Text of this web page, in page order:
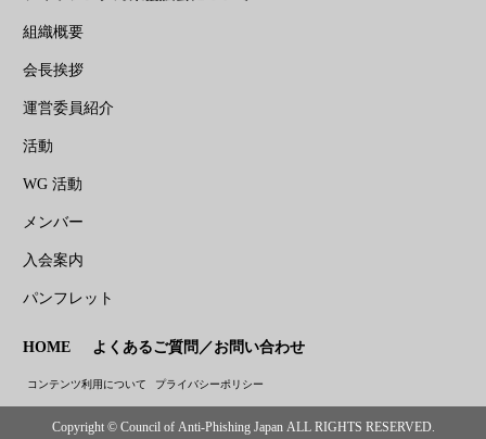
組織概要
会長挨拶
運営委員紹介
活動
WG 活動
メンバー
入会案内
パンフレット
HOME よくあるご質問／お問い合わせ
コンテンツ利用について プライバシーポリシー
Copyright © Council of Anti-Phishing Japan ALL RIGHTS RESERVED.